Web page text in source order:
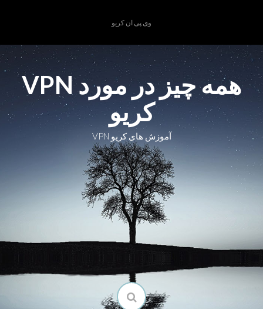
وی پی ان کریو
همه چیز در مورد VPN
کریو
آموزش های کریو VPN